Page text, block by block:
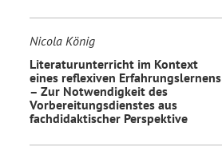
Nicola König
Literaturunterricht im Kontext
eines reflexiven Erfahrungslernens
– Zur Notwendigkeit des
Vorbereitungsdienstes aus
fachdidaktischer Perspektive